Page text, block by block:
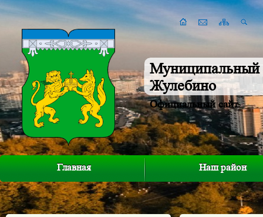
Муниципальный
Жулебино
Официальный сайт
Главная Наш район